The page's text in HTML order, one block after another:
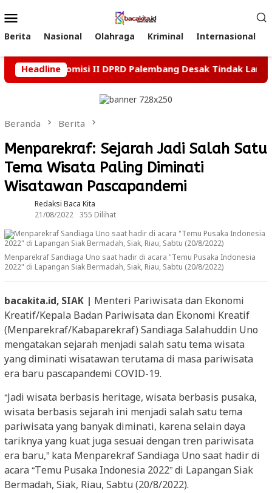
ke
kontenMobile
Berita Nasional Olahraga Kriminal Internasional
Headline
Usai, Komisi II DPRD Palembang Desak Tindak Lanjut
Beranda Berita
Menparekraf: Sejarah Jadi Salah Satu
Tema Wisata Paling Diminati
Wisatawan Pascapandemi
Redaksi Baca Kita
21/08/2022
355 Dilihat
Menparekraf Sandiaga Uno saat hadir di acara "Temu Pusaka Indonesia
2022" di Lapangan Siak Bermadah, Siak, Riau, Sabtu (20/8/2022)
bacakita.id, SIAK |
Menteri Pariwisata dan Ekonomi
Kreatif/Kepala Badan Pariwisata dan Ekonomi Kreatif
(Menparekraf/Kabaparekraf) Sandiaga Salahuddin Uno
mengatakan sejarah menjadi salah satu tema wisata
yang diminati wisatawan terutama di masa pariwisata
era baru pascapandemi COVID-19.
“Jadi wisata berbasis heritage, wisata berbasis pusaka,
wisata berbasis sejarah ini menjadi salah satu tema
pariwisata yang banyak diminati, karena selain daya
tariknya yang kuat juga sesuai dengan tren pariwisata
era baru,” kata Menparekraf Sandiaga Uno saat hadir di
acara “Temu Pusaka Indonesia 2022” di Lapangan Siak
Bermadah, Siak, Riau, Sabtu (20/8/2022).